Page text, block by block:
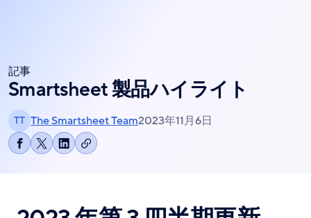
記事
Smartsheet 製品ハイライト
TT The Smartsheet Team2023年11月6日
Facebook
ア
ShareLinkedIn
ア
リ
コ